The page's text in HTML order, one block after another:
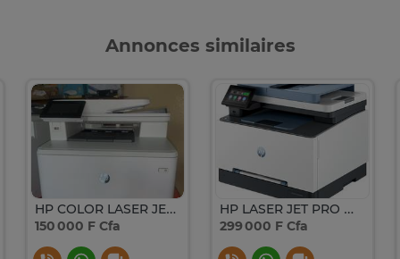
Annonces similaires
HP COLOR LASER JET MFP 277
150 000 F Cfa
HP LASER JET PRO MFP 3303 FDW
299 000 F Cfa